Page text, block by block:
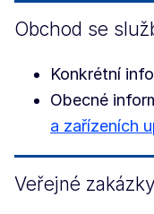
Obchod se
Konkrétní
Obecné
a zařízeních
Veřejné zakázky